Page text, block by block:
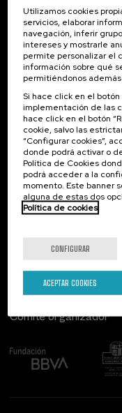
Inscríbete para ser el
novedades de UIK.
Suscribirse
Contacto
Palacio Miramar
Paseo de Miraconcha, 48
20007 Donostia / San
Gipuzkoa, Spain
Contacta con nosotros
Comité organizador
Utilizamos cookies
servicios, elaborar
navegación, inferir
intereses y mostrarle
permite personalizar el
información sobre qué
permitiéndonos
Si hace click en el
implementación de las
hace click en el botón
cookie, salvo las
“Configurar cookies”,
donde podrá activar o
Política de Cookies
podrá acceder a la
momento. Este banner
alguna de estas dos
Política de cookies
CONFIGURAR
ACEPTAR COOKIES